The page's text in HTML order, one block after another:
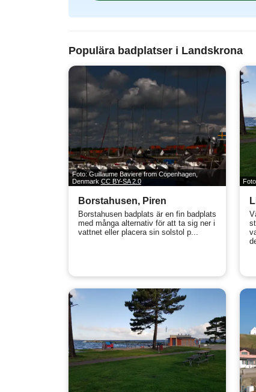
Populära badplatser i Landskrona
Foto: Guillaume Baviere from Copenhagen,
Denmark CC BY-SA 2.0
Borstahusen, Piren
Borstahusen badplats är en fin badplats
med många alternativ för att ta sig ner i
vattnet eller placera sin solstol p...